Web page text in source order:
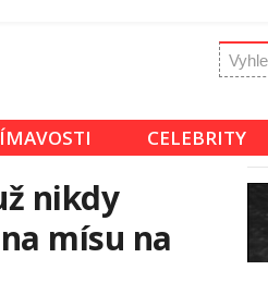
CELEBRITY
nikdy
mísu na